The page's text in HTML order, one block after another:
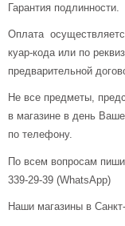
Гарантия подлинности.
Оплата
куар-кода или по
предварительной
Не все предметы,
в магазине в день
по телефону.
По всем вопросам
339-29-39 (WhatsApp)
Наши магазины в